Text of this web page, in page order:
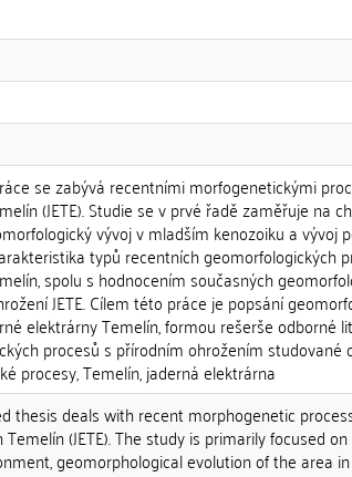
se zabývá recentními morfogenetickými
(JETE). Studie se v prvé řadě zaměřuje na
vývoj v mladším kenozoiku a vývoj
typů recentních geomorfologických
spolu s hodnocením současných
JETE. Cílem této práce je popsání
elektrárny Temelín, formou rešerše odborné
procesů s přírodním ohrožením studované
procesy, Temelín, jaderná elektrárna
thesis deals with recent morphogenetic
(JETE). The study is primarily focused
geomorphological evolution of the area